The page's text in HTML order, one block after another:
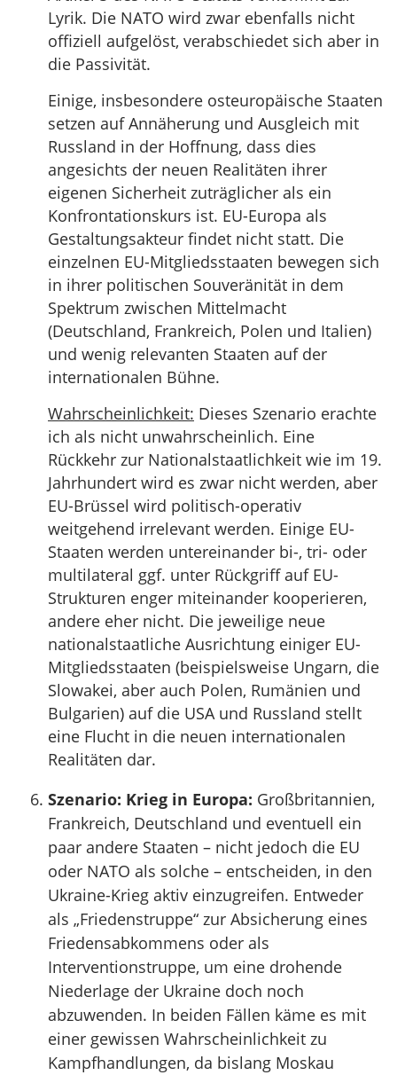
Lyrik. Die NATO wird zwar ebenfalls nicht
offiziell aufgelöst, verabschiedet sich aber in
die Passivität.
Einige, insbesondere osteuropäische Staaten
setzen auf Annäherung und Ausgleich mit
Russland in der Hoffnung, dass dies
angesichts der neuen Realitäten ihrer
eigenen Sicherheit zuträglicher als ein
Konfrontationskurs ist. EU-Europa als
Gestaltungsakteur findet nicht statt. Die
einzelnen EU-Mitgliedsstaaten bewegen sich
in ihrer politischen Souveränität in dem
Spektrum zwischen Mittelmacht
(Deutschland, Frankreich, Polen und Italien)
und wenig relevanten Staaten auf der
internationalen Bühne.
Wahrscheinlichkeit: Dieses Szenario erachte
ich als nicht unwahrscheinlich. Eine
Rückkehr zur Nationalstaatlichkeit wie im 19.
Jahrhundert wird es zwar nicht werden, aber
EU-Brüssel wird politisch-operativ
weitgehend irrelevant werden. Einige EU-
Staaten werden untereinander bi-, tri- oder
multilateral ggf. unter Rückgriff auf EU-
Strukturen enger miteinander kooperieren,
andere eher nicht. Die jeweilige neue
nationalstaatliche Ausrichtung einiger EU-
Mitgliedsstaaten (beispielsweise Ungarn, die
Slowakei, aber auch Polen, Rumänien und
Bulgarien) auf die USA und Russland stellt
eine Flucht in die neuen internationalen
Realitäten dar.
Szenario: Krieg in Europa: Großbritannien,
Frankreich, Deutschland und eventuell ein
paar andere Staaten – nicht jedoch die EU
oder NATO als solche – entscheiden, in den
Ukraine-Krieg aktiv einzugreifen. Entweder
als „Friedenstruppe“ zur Absicherung eines
Friedensabkommens oder als
Interventionstruppe, um eine drohende
Niederlage der Ukraine doch noch
abzuwenden. In beiden Fällen käme es mit
einer gewissen Wahrscheinlichkeit zu
Kampfhandlungen, da bislang Moskau